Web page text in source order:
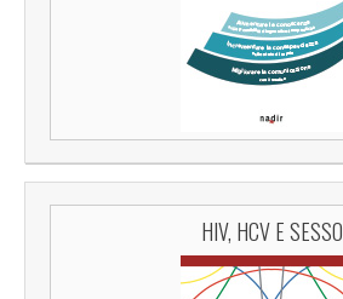
HIV, HCV E SESSO